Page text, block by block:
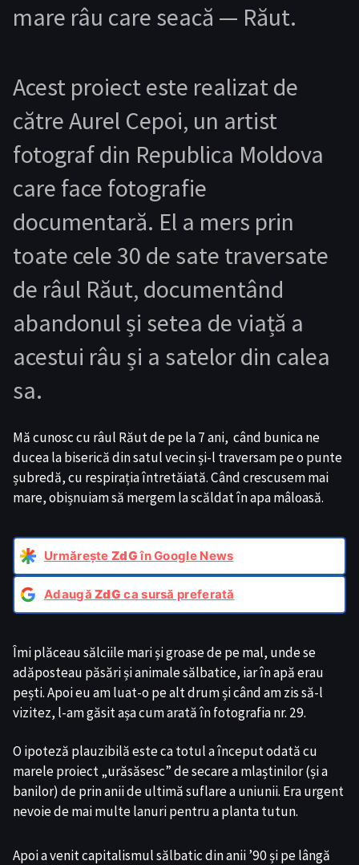
mare râu care seacă — Răut.
Acest proiect este realizat de
cătreAurel Cepoi, un artist
fotograf din Republica Moldova
care face fotografie
documentară. El a mers prin
toate cele 30 de sate traversate
de râul Răut, documentând
abandonul și setea de viață a
acestui râu și a satelor din calea
sa.
Mă cunosc cu râul Răut de pe la 7 ani, când bunica ne
ducea la biserică din satul vecin și-l traversam pe o punte
șubredă, cu respirația întretăiată. Când crescusem mai
mare, obișnuiam să mergem la scăldat în apa mâloasă.
Urmărește ZdGîn Google News
AdaugăZdG ca sursă preferată
Îmi plăceau sălciile mari și groase de pe mal, unde se
adăposteau păsări și animale sălbatice, iar în apă erau
pești. Apoi eu am luat-o pe alt drum și când am zis să-l
vizitez, l-am găsit așa cum arată în fotografia nr. 29.
O ipoteză plauzibilă este ca totul a început odată cu
marele proiect „urăsăsesc” de secare a mlaștinilor (și a
banilor) de prin anii de ultimă suflare a uniunii. Era urgent
nevoie de mai multe lanuri pentru a planta tutun.
Apoi a venit capitalismul sălbatic din anii ’90 și pe lângă